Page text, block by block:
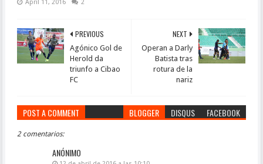
April 11, 2016 2
NEXT
Operan a Darly
Batista tras
rotura de la
nariz
PREVIOUS
Agónico Gol de
Herold da
triunfo a Cibao
FC
POST A COMMENT BLOGGER DISQUS FACEBOOK
2 comentarios:
ANÓNIMO